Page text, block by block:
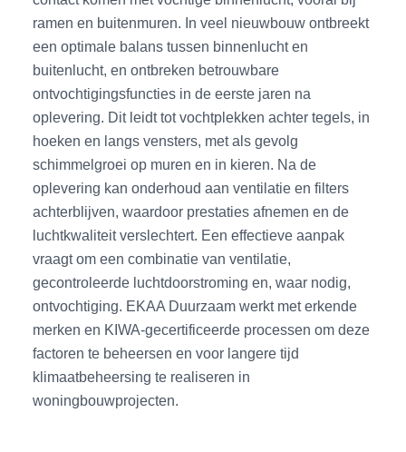
ramen en buitenmuren. In veel nieuwbouw ontbreekt
een optimale balans tussen binnenlucht en
buitenlucht, en ontbreken betrouwbare
ontvochtigingsfuncties in de eerste jaren na
oplevering. Dit leidt tot vochtplekken achter tegels, in
hoeken en langs vensters, met als gevolg
schimmelgroei op muren en in kieren. Na de
oplevering kan onderhoud aan ventilatie en filters
achterblijven, waardoor prestaties afnemen en de
luchtkwaliteit verslechtert. Een effectieve aanpak
vraagt om een combinatie van ventilatie,
gecontroleerde luchtdoorstroming en, waar nodig,
ontvochtiging. EKAA Duurzaam werkt met erkende
merken en KIWA-gecertificeerde processen om deze
factoren te beheersen en voor langere tijd
klimaatbeheersing te realiseren in
woningbouwprojecten.